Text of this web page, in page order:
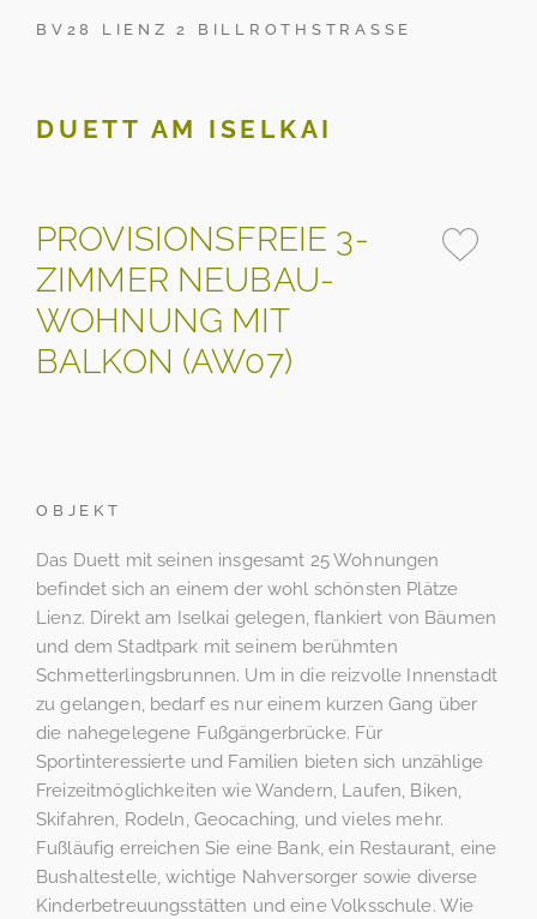
BV28 LIENZ 2 BILLROTHSTRASSE
DUETT AM ISELKAI
PROVISIONSFREIE 3-
ZIMMER NEUBAU-
WOHNUNG MIT
BALKON (AW07)
OBJEKT
Das Duett mit seinen insgesamt 25 Wohnungen
befindet sich an einem der wohl schönsten Plätze
Lienz. Direkt am Iselkai gelegen, flankiert von Bäumen
und dem Stadtpark mit seinem berühmten
Schmetterlingsbrunnen. Um in die reizvolle Innenstadt
zu gelangen, bedarf es nur einem kurzen Gang über
die nahegelegene Fußgängerbrücke. Für
Sportinteressierte und Familien bieten sich unzählige
Freizeitmöglichkeiten wie Wandern, Laufen, Biken,
Skifahren, Rodeln, Geocaching, und vieles mehr.
Fußläufig erreichen Sie eine Bank, ein Restaurant, eine
Bushaltestelle, wichtige Nahversorger sowie diverse
Kinderbetreuungsstätten und eine Volksschule. Wie